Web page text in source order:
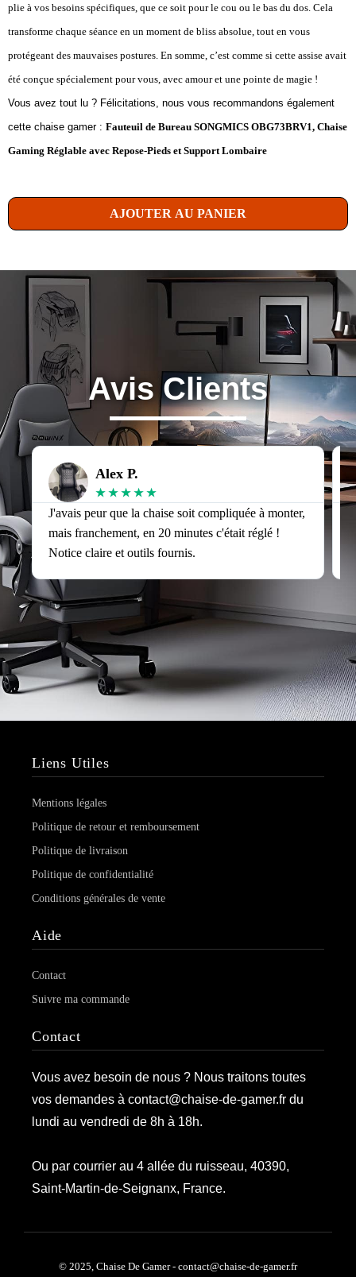
plie à vos besoins spécifiques, que ce soit pour le cou ou le bas du dos. Cela
transforme chaque séance en un moment de bliss absolue, tout en vous
protégeant des mauvaises postures. En somme, c’est comme si cette assise avait
été conçue spécialement pour vous, avec amour et une pointe de magie !
Vous avez tout lu ? Félicitations, nous vous recommandons également
cette chaise gamer : Fauteuil de Bureau SONGMICS OBG73BRV1, Chaise
Gaming Réglable avec Repose-Pieds et Support Lombaire
AJOUTER AU PANIER
Avis Clients
Alex P.
★ ★ ★ ★ ★
J'avais peur que la chaise soit compliquée à monter,
mais franchement, en 20 minutes c'était réglé !
Notice claire et outils fournis.
Liens Utiles
Mentions légales
Politique de retour et remboursement
Politique de livraison
Politique de confidentialité
Conditions générales de vente
Aide
Contact
Suivre ma commande
Contact
Vous avez besoin de nous ? Nous traitons toutes
vos demandes à contact@chaise-de-gamer.fr du
lundi au vendredi de 8h à 18h.
Ou par courrier au 4 allée du ruisseau, 40390,
Saint-Martin-de-Seignanx, France.
© 2025, Chaise De Gamer - contact@chaise-de-gamer.fr